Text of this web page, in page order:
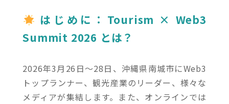
はじめに：Tourism × Web3
Summit 2026 とは？
2026年3月26日〜28日、沖縄県南城市にWeb3
トップランナー、観光産業のリーダー、様々な
メディアが集結します。また、オンラインでは